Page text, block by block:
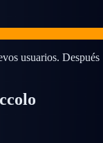
usuarios. Después